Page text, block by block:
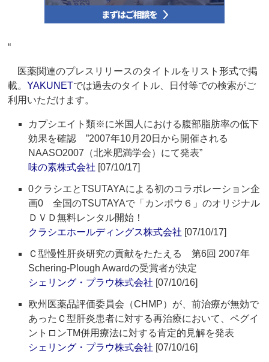
“
医薬関連のプレスリリースのタイトルをリスト形式で掲
載。YAKUNETでは過去のタイトル、日付等での検索がご
利用いただけます。
カプシエイト類※に米国人における腹部脂肪率の低下
効果を確認 ”2007年10月20日から開催される
NAASO2007（北米肥満学会）にて発表”
味の素株式会社 [07/10/17]
0クラシエとTSUTAYAによる初のコラボレーション企
画0 全国のTSUTAYAで「カンポウ６」のオリジナル
ＤＶＤ無料レンタル開始！
クラシエホールディングス株式会社 [07/10/17]
Ｃ型慢性肝炎研究の貢献をたたえる 第6回 2007年
Schering-Plough Awardの受賞者が決定
シェリング・プラウ株式会社 [07/10/16]
欧州医薬品評価委員会（CHMP）が、前治療が無効で
あったＣ型肝炎患者に対する再治療において、ペグイ
ントロンTM併用療法に対する肯定的見解を発表
シェリング・プラウ株式会社 [07/10/16]